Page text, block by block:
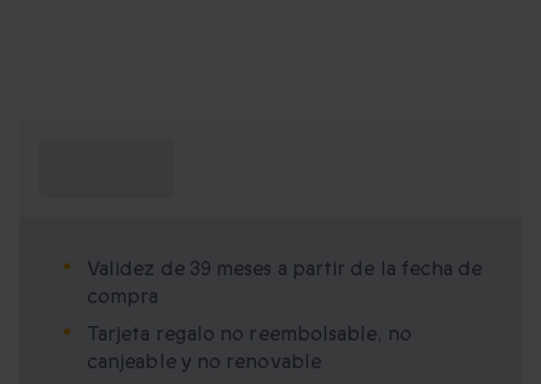
Validez de 39 meses a partir de la fecha de
compra
Tarjeta regalo no reembolsable, no
canjeable y no renovable